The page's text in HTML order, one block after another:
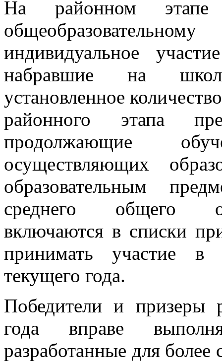
На районном
индивидуальное
набравшие на
установленное
районного этапа
продолжающие
осуществляющих
образовательным
среднего общего
включаются в списки
принимать участие в
текущего года.
Победители и призеры
года вправе
разработанные для